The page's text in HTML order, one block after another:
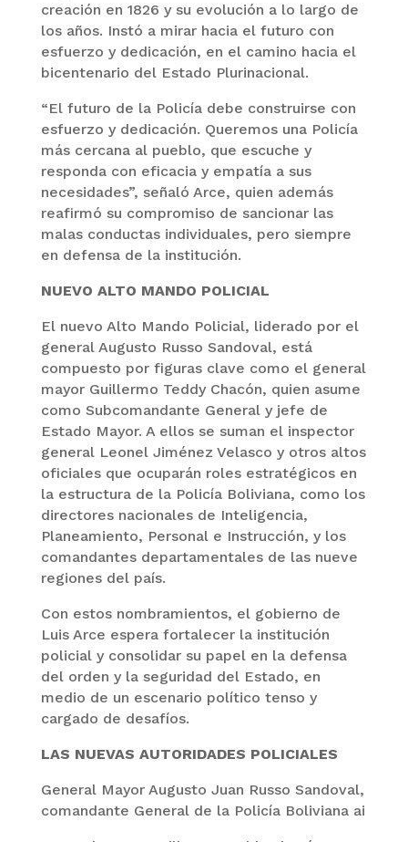
creación en 1826 y su evolución a lo largo de
los años. Instó a mirar hacia el futuro con
esfuerzo y dedicación, en el camino hacia el
bicentenario del Estado Plurinacional.
“El futuro de la Policía debe construirse con
esfuerzo y dedicación. Queremos una Policía
más cercana al pueblo, que escuche y
responda con eficacia y empatía a sus
necesidades”, señaló Arce, quien además
reafirmó su compromiso de sancionar las
malas conductas individuales, pero siempre
en defensa de la institución.
NUEVO ALTO MANDO POLICIAL
El nuevo Alto Mando Policial, liderado por el
general Augusto Russo Sandoval, está
compuesto por figuras clave como el general
mayor Guillermo Teddy Chacón, quien asume
como Subcomandante General y jefe de
Estado Mayor. A ellos se suman el inspector
general Leonel Jiménez Velasco y otros altos
oficiales que ocuparán roles estratégicos en
la estructura de la Policía Boliviana, como los
directores nacionales de Inteligencia,
Planeamiento, Personal e Instrucción, y los
comandantes departamentales de las nueve
regiones del país.
Con estos nombramientos, el gobierno de
Luis Arce espera fortalecer la institución
policial y consolidar su papel en la defensa
del orden y la seguridad del Estado, en
medio de un escenario político tenso y
cargado de desafíos.
LAS NUEVAS AUTORIDADES POLICIALES
General Mayor Augusto Juan Russo Sandoval,
comandante General de la Policía Boliviana ai